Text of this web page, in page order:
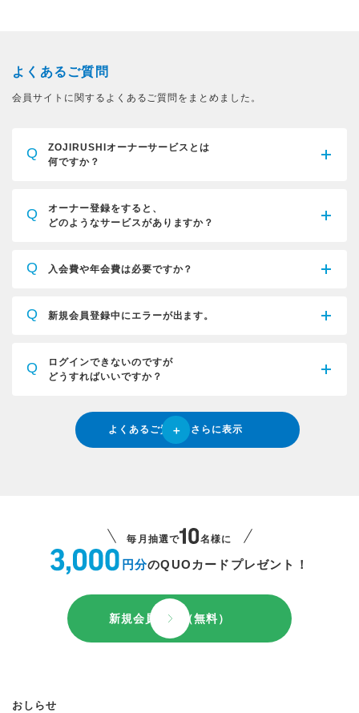
よくあるご質問
会員サイトに関するよくあるご質問をまとめました。
Q
ZOJIRUSHIオーナーサービスとは
何ですか？
Q
オーナー登録をすると、
どのようなサービスがありますか？
Q 入会費や年会費は必要ですか？
Q 新規会員登録中にエラーが出ます。
Q
ログインできないのですが
どうすればいいですか？
よくあるご質問をさらに表示
毎月抽選で 名様に
円分のQUOカードプレゼント！
新規会員登録（無料）
おしらせ